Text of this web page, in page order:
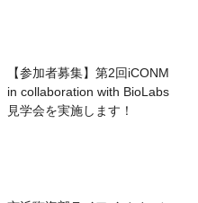
【参加者募集】第2回iCONM
in collaboration with BioLabs
見学会を実施します！